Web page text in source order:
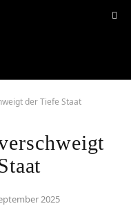
der Tiefe Staat
2025